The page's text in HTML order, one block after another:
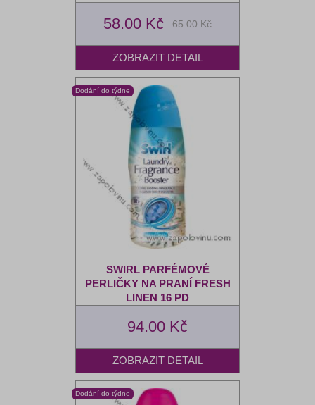
58.00 Kč 65.00 Kč
SWIRL PARFÉMOVÉ
PERLIČKY NA PRANÍ FRESH
LINEN 16 PD
94.00 Kč